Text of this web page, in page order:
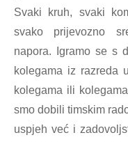
Svaki kruh, svaki
svako prijevozno
napora. Igramo se s
kolegama iz razreda
kolegama ili
smo dobili timskim
uspjeh već i